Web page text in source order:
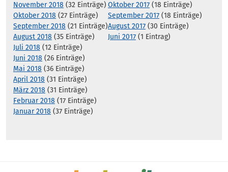
November 2018 (32 Einträge)
Oktober 2018 (27 Einträge)
September 2018 (21 Einträge)
August 2018 (35 Einträge)
Juli 2018 (12 Einträge)
Juni 2018 (26 Einträge)
Mai 2018 (36 Einträge)
April 2018 (31 Einträge)
März 2018 (31 Einträge)
Februar 2018 (17 Einträge)
Januar 2018 (37 Einträge)
Oktober 2017 (18 Einträge)
September 2017 (18 Einträge)
August 2017 (30 Einträge)
Juni 2017 (1 Eintrag)